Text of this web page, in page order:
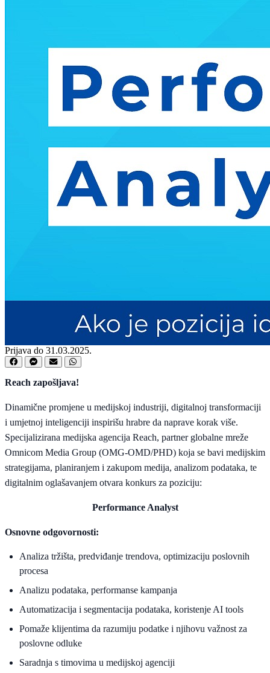
Prijava do 31.03.2025.
Reach zapošljava!
Dinamične promjene u medijskoj industriji, digitalnoj transformaciji
i umjetnoj inteligenciji inspirišu hrabre da naprave korak više.
Specijalizirana medijska agencija Reach, partner globalne mreže
Omnicom Media Group (OMG-OMD/PHD) koja se bavi medijskim
strategijama, planiranjem i zakupom medija, analizom podataka, te
digitalnim oglašavanjem otvara konkurs za poziciju:
Performance Analyst
Osnovne odgovornosti:
Analiza tržišta, predviđanje trendova, optimizaciju poslovnih
procesa
Analizu podataka, performanse kampanja
Automatizacija i segmentacija podataka, koristenje AI tools
Pomaže klijentima da razumiju podatke i njihovu važnost za
poslovne odluke
Saradnja s timovima u medijskoj agenciji